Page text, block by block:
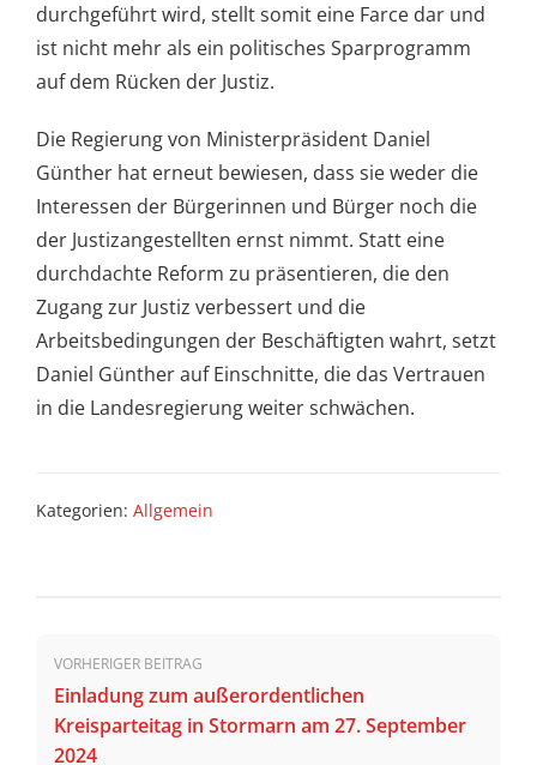
durchgeführt wird, stellt somit eine Farce dar und
ist nicht mehr als ein politisches Sparprogramm
auf dem Rücken der Justiz.
Die Regierung von Ministerpräsident Daniel
Günther hat erneut bewiesen, dass sie weder die
Interessen der Bürgerinnen und Bürger noch die
der Justizangestellten ernst nimmt. Statt eine
durchdachte Reform zu präsentieren, die den
Zugang zur Justiz verbessert und die
Arbeitsbedingungen der Beschäftigten wahrt, setzt
Daniel Günther auf Einschnitte, die das Vertrauen
in die Landesregierung weiter schwächen.
Kategorien: Allgemein
Beitrags-
Navigation
VORHERIGER BEITRAG
Einladung zum außerordentlichen
Kreisparteitag in Stormarn am 27. September
2024